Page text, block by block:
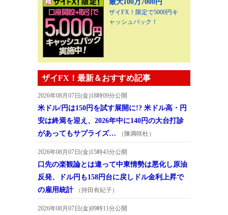
最大100万7000円
ザイFX！限定で5000円キ
ャッシュバック！
ザイFX！最新＆おすすめ記事
2026年08月07日(金)18時09分公開
米ドル/円は150円を試す展開に!? 米ドル高・円
安は終焉を迎え、2026年中に140円の大台打診
があってもサプライズ…
（陳満咲杜）
2026年08月07日(金)15時43分公開
口先の楽観論とは違って中東情勢は悪化し原油
反発、ドル円も158円台に戻しドル金利上昇で
の雇用統計
（持田有紀子）
2026年08月07日(金)09時11分公開